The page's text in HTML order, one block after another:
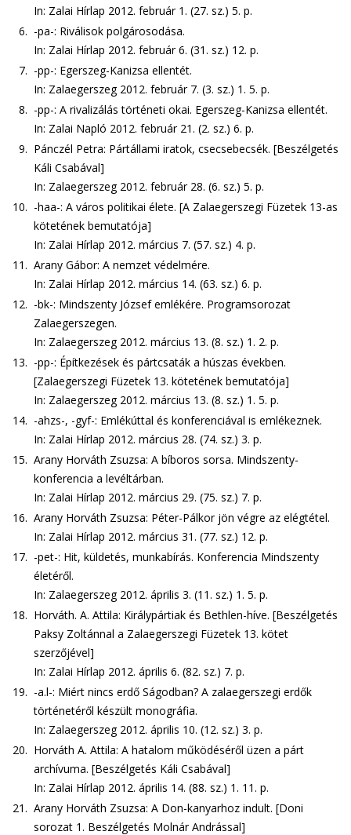
In: Zalai Hírlap 2012. február 1. (27. sz.) 5. p.
6. -pa-: Riválisok polgárosodása.
In: Zalai Hírlap 2012. február 6. (31. sz.) 12. p.
7. -pp-: Egerszeg-Kanizsa ellentét.
In: Zalaegerszeg 2012. február 7. (3. sz.) 1. 5. p.
8. -pp-: A rivalizálás történeti okai. Egerszeg-Kanizsa ellentét.
In: Zalai Napló 2012. február 21. (2. sz.) 6. p.
9. Pánczél Petra: Pártállami iratok, csecsebecsék. [Beszélgetés
Káli Csabával]
In: Zalaegerszeg 2012. február 28. (6. sz.) 5. p.
10. -haa-: A város politikai élete. [A Zalaegerszegi Füzetek 13-as
kötetének bemutatója]
In: Zalai Hírlap 2012. március 7. (57. sz.) 4. p.
11. Arany Gábor: A nemzet védelmére.
In: Zalai Hírlap 2012. március 14. (63. sz.) 6. p.
12. -bk-: Mindszenty József emlékére. Programsorozat
Zalaegerszegen.
In: Zalaegerszeg 2012. március 13. (8. sz.) 1. 2. p.
13. -pp-: Építkezések és pártcsaták a húszas években.
[Zalaegerszegi Füzetek 13. kötetének bemutatója]
In: Zalaegerszeg 2012. március 13. (8. sz.) 1. 5. p.
14. -ahzs-, -gyf-: Emlékúttal és konferenciával is emlékeznek.
In: Zalai Hírlap 2012. március 28. (74. sz.) 3. p.
15. Arany Horváth Zsuzsa: A bíboros sorsa. Mindszenty-
konferencia a levéltárban.
In: Zalai Hírlap 2012. március 29. (75. sz.) 7. p.
16. Arany Horváth Zsuzsa: Péter-Pálkor jön végre az elégtétel.
In: Zalai Hírlap 2012. március 31. (77. sz.) 12. p.
17. -pet-: Hit, küldetés, munkabírás. Konferencia Mindszenty
életéről.
In: Zalaegerszeg 2012. április 3. (11. sz.) 1. 5. p.
18. Horváth. A. Attila: Királypártiak és Bethlen-híve. [Beszélgetés
Paksy Zoltánnal a Zalaegerszegi Füzetek 13. kötet
szerzőjével]
In: Zalai Hírlap 2012. április 6. (82. sz.) 7. p.
19. -a.l-: Miért nincs erdő Ságodban? A zalaegerszegi erdők
történetéről készült monográfia.
In: Zalaegerszeg 2012. április 10. (12. sz.) 3. p.
20. Horváth A. Attila: A hatalom működéséről üzen a párt
archívuma. [Beszélgetés Káli Csabával]
In: Zalai Hírlap 2012. április 14. (88. sz.) 1. 11. p.
21. Arany Horváth Zsuzsa: A Don-kanyarhoz indult. [Doni
sorozat 1. Beszélgetés Molnár Andrással]